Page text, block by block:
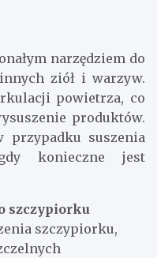
narzędziem do
ziół i warzyw.
powietrza, co
produktów.
przypadku suszenia
konieczne jest
szczypiorku
szczypiorku,